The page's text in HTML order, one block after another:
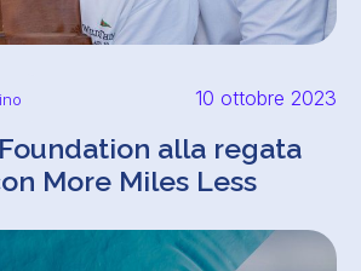
10 ottobre 2023
alla regata
More Miles Less